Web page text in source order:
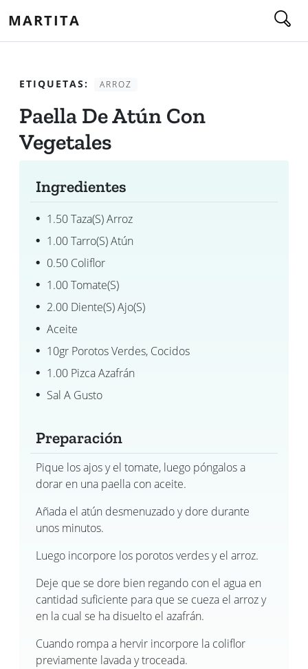
MARTITA
ETIQUETAS: ARROZ
Paella De Atún Con
Vegetales
Ingredientes
1.50 Taza(s) Arroz
1.00 Tarro(s) Atún
0.50 Coliflor
1.00 Tomate(s)
2.00 Diente(s) Ajo(s)
Aceite
10gr Porotos Verdes, Cocidos
1.00 Pizca Azafrán
Sal A Gusto
Preparación
Pique los ajos y el tomate, luego póngalos a
dorar en una paella con aceite.
Añada el atún desmenuzado y dore durante
unos minutos.
Luego incorpore los porotos verdes y el arroz.
Deje que se dore bien regando con el agua en
cantidad suficiente para que se cueza el arroz y
en la cual se ha disuelto el azafrán.
Cuando rompa a hervir incorpore la coliflor
previamente lavada y troceada.